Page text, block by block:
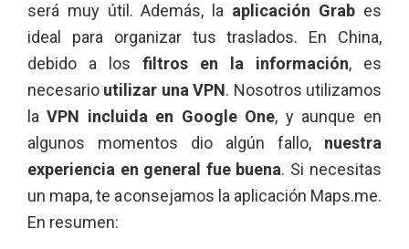
será muy útil. Además, la aplicación Grab es
ideal para organizar tus traslados. En China,
debido a los filtros en la información, es
necesario utilizar una VPN. Nosotros utilizamos
la VPN incluida en Google One, y aunque en
algunos momentos dio algún fallo, nuestra
experiencia en general fue buena. Si necesitas
un mapa, te aconsejamos la aplicación Maps.me.
En resumen: